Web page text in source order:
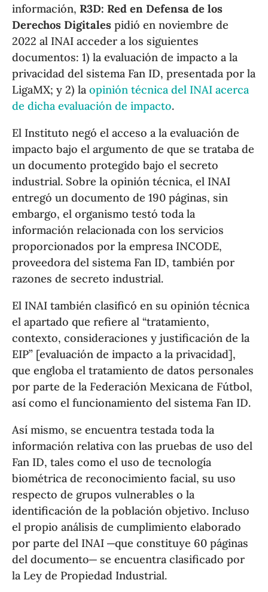
información, R3D: Red en Defensa de los
Derechos Digitales pidió en noviembre de
2022 al INAI acceder a los siguientes
documentos: 1) la evaluación de impacto a la
privacidad del sistema Fan ID, presentada por la
LigaMX; y 2) laopinión técnica del INAI acerca
de dicha evaluación de impacto.
El Instituto negó el acceso a la evaluación de
impacto bajo el argumento de que se trataba de
un documento protegido bajo el secreto
industrial. Sobre la opinión técnica, el INAI
entregó un documento de 190 páginas, sin
embargo, el organismo testó toda la
información relacionada con los servicios
proporcionados por la empresa INCODE,
proveedora del sistema Fan ID, también por
razones de secreto industrial.
El INAI también clasificó en su opinión técnica
el apartado que refiere al “tratamiento,
contexto, consideraciones y justificación de la
EIP” [evaluación de impacto a la privacidad],
que engloba el tratamiento de datos personales
por parte de la Federación Mexicana de Fútbol,
así como el funcionamiento del sistema Fan ID.
Así mismo, se encuentra testada toda la
información relativa con las pruebas de uso del
Fan ID, tales como el uso de tecnología
biométrica de reconocimiento facial, su uso
respecto de grupos vulnerables o la
identificación de la población objetivo. Incluso
el propio análisis de cumplimiento elaborado
por parte del INAI ─que constituye 60 páginas
del documento─ se encuentra clasificado por
la Ley de Propiedad Industrial.